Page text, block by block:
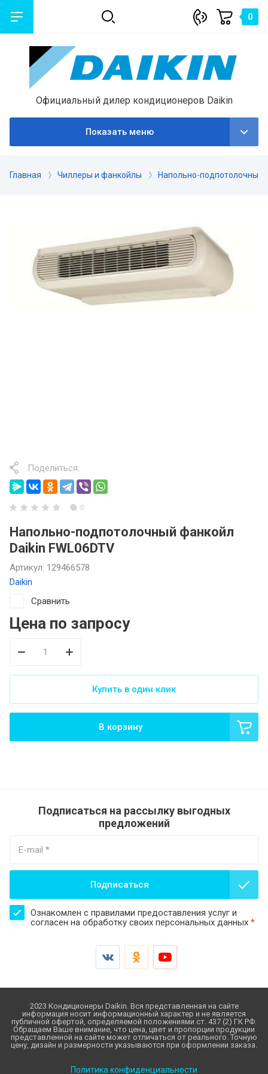
0
Официальный дилер кондиционеров Daikin
Показать меню
Главная Чиллеры и фанкойлы Напольно-подпотолочные
Поделиться:
0
Напольно-подпотолочный фанкойл
Daikin FWL06DTV
Артикул: 129466578
Daikin
Сравнить
Цена по запросу
В корзину
Купить в один клик
Подписаться на рассылку выгодных
предложений
Ознакомлен с правилами предоставления услуг и
согласен на обработку своих персональных данных *
Подписаться
2023 Кондиционеры Daikin. Вся представленная на сайте
информация носит информационный характер и не является
публичной офертой, определяемой положениями ст. 437 (2) ГК РФ.
Обращаем Ваше внимание, что цена, цвет и пропорции продукции
представленной на сайте может отличаться от реального. Точную
цену, дизайн и размерности указываются при оформлении заказа.
Политика конфиденциальности